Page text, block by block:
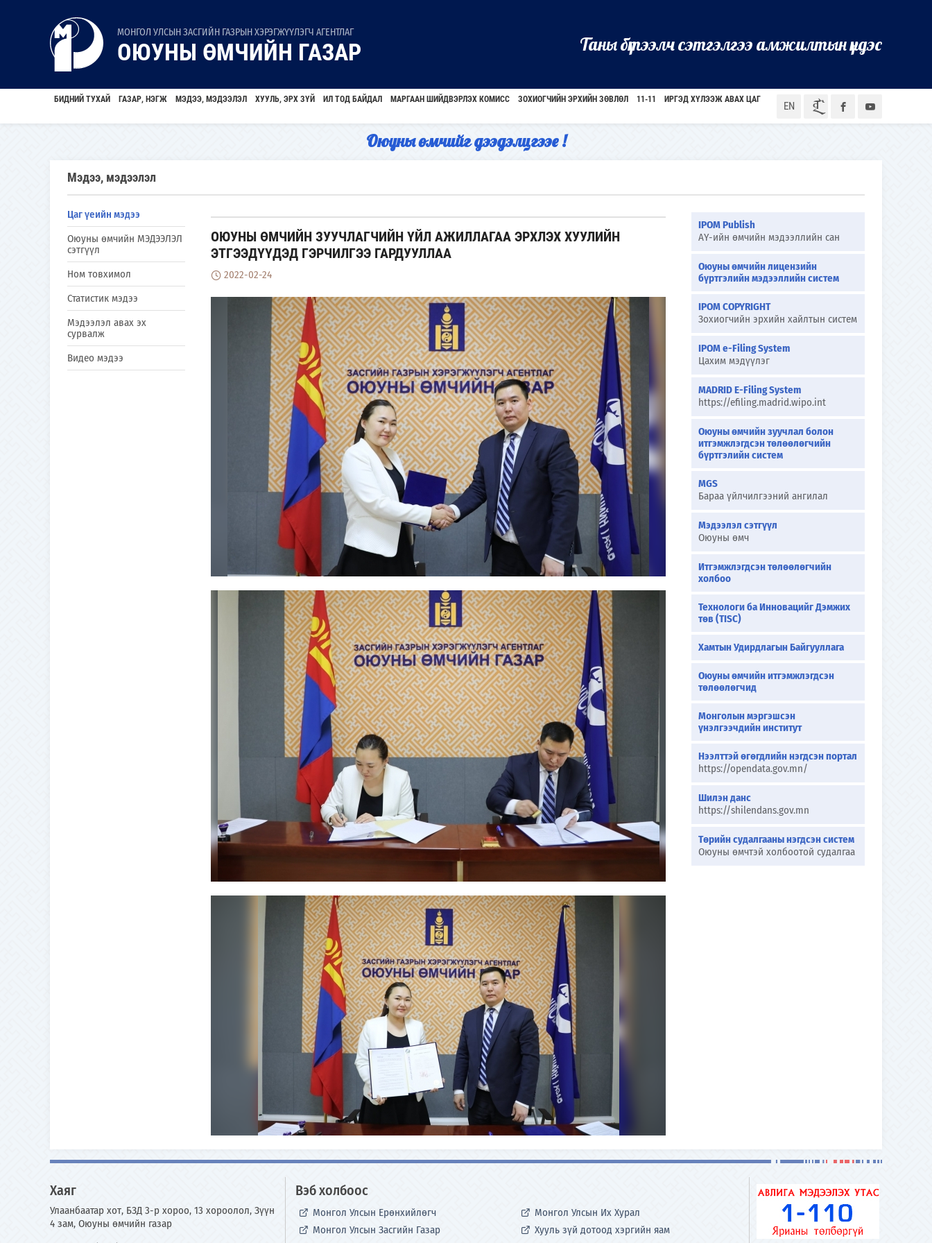
МОНГОЛ УЛСЫН ЗАСГИЙН ГАЗРЫН ХЭРЭГЖҮҮЛЭГЧ АГЕНТЛАГ
ОЮУНЫ ӨМЧИЙН ГАЗАР Таны бүтээлч сэтгэлгээ амжилтын үндэс
EN ᠮᠣᠨ
БИДНИЙ ТУХАЙ ГАЗАР, НЭГЖ МЭДЭЭ, МЭДЭЭЛЭЛ ХУУЛЬ, ЭРХ ЗҮЙ ИЛ ТОД БАЙДАЛ МАРГААН ШИЙДВЭРЛЭХ КОМИСС ЗОХИОГЧИЙН ЭРХИЙН ЗӨВЛӨЛ 11-11 ИРГЭД ХҮЛЭЭЖ АВАХ ЦАГ
Оюуны өмчийг дээдэлцгээе !
Мэдээ, мэдээлэл
Цаг үеийн мэдээ
Оюуны өмчийн МЭДЭЭЛЭЛ
сэтгүүл
Ном товхимол
Статистик мэдээ
Мэдээлэл авах эх
сурвалж
Видео мэдээ
ОЮУНЫ ӨМЧИЙН ЗУУЧЛАГЧИЙН ҮЙЛ АЖИЛЛАГАА ЭРХЛЭХ ХУУЛИЙН
ЭТГЭЭДҮҮДЭД ГЭРЧИЛГЭЭ ГАРДУУЛЛАА
2022-02-24
IPOM Publish
АҮ-ийн өмчийн мэдээллийн сан
Оюуны өмчийн лицензийн
бүртгэлийн мэдээллийн систем
IPOM COPYRIGHT
Зохиогчийн эрхийн хайлтын систем
IPOM e-Filing System
Цахим мэдүүлэг
MADRID E-Filing System
https://efiling.madrid.wipo.int
Оюуны өмчийн зуучлал болон
итгэмжлэгдсэн төлөөлөгчийн
бүртгэлийн систем
MGS
Бараа үйлчилгээний ангилал
Мэдээлэл сэтгүүл
Оюуны өмч
Итгэмжлэгдсэн төлөөлөгчийн
холбоо
Технологи ба Инновацийг Дэмжих
төв (TISC)
Хамтын Удирдлагын Байгууллага
Оюуны өмчийн итгэмжлэгдсэн
төлөөлөгчид
Монголын мэргэшсэн
үнэлгээчдийн институт
Нээлттэй өгөгдлийн нэгдсэн портал
https://opendata.gov.mn/
Шилэн данс
https://shilendans.gov.mn
Төрийн судалгааны нэгдсэн систем
Оюуны өмчтэй холбоотой судалгаа
Хаяг
Улаанбаатар хот, БЗД 3-р хороо, 13 хороолол, Зүүн
4 зам, Оюуны өмчийн газар
Вэб холбоос
Монгол Улсын Ерөнхийлөгч
Монгол Улсын Их Хурал
Монгол Улсын Засгийн Газар
Хууль зүй дотоод хэргийн яам